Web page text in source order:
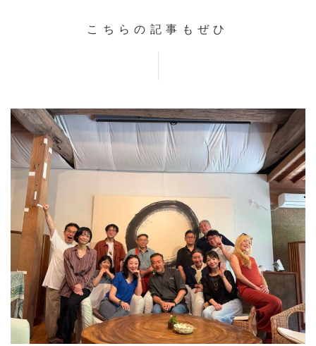
HOME
INFORMATION
VOICE GALLERY
こちらの記事もぜひ